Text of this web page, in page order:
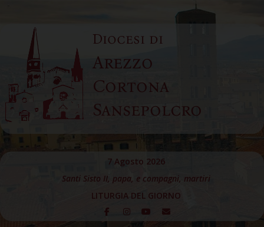
content
Diocesi di
Arezzo
Cortona
Sansepolcro
7 Agosto 2026
Santi Sisto II, papa, e compagni, martiri
LITURGIA DEL GIORNO